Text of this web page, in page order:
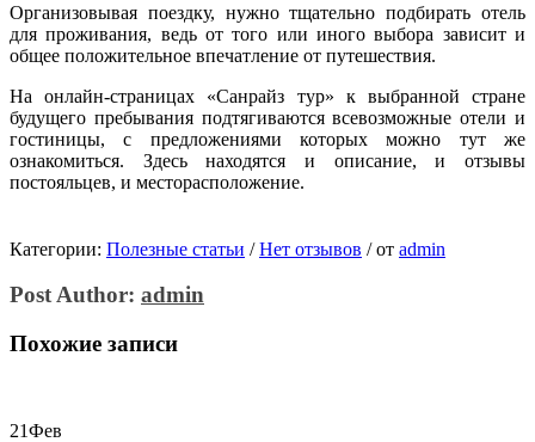
Организовывая поездку, нужно тщательно подбирать отель
для проживания, ведь от того или иного выбора зависит и
общее положительное впечатление от путешествия.
На онлайн-страницах «Санрайз тур» к выбранной стране
будущего пребывания подтягиваются всевозможные отели и
гостиницы, с предложениями которых можно тут же
ознакомиться. Здесь находятся и описание, и отзывы
постояльцев, и месторасположение.
Категории: Полезные статьи / Нет отзывов /от admin
Post Author: admin
Похожие записи
21Фев